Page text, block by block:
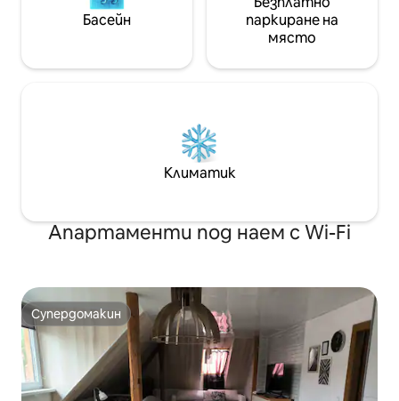
Басейн
паркиране на
място
Климатик
Апартаменти под наем с Wi-Fi
Супердомакин
Супердомакин